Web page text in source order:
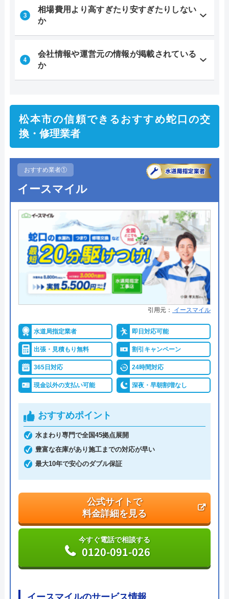
相場費用より高すぎたり安すぎたりしない
か
会社情報や運営元の情報が掲載されている
か
松本市の信頼できるおすすめ蛇口の交
換・修理業者
おすすめ業者①
イースマイル
引用元： イースマイル
水道局指定業者 即日対応可能
出張・見積もり無料 割引キャンペーン
365日対応 24時間対応
現金以外の支払い可能 深夜・早朝割増なし
おすすめポイント
水まわり専門で全国45拠点展開
豊富な在庫があり施工までの対応が早い
最大10年で安心のダブル保証
公式サイトで
料金詳細を見る
今すぐ電話で相談する
0120-091-026
イースマイルのサービス情報